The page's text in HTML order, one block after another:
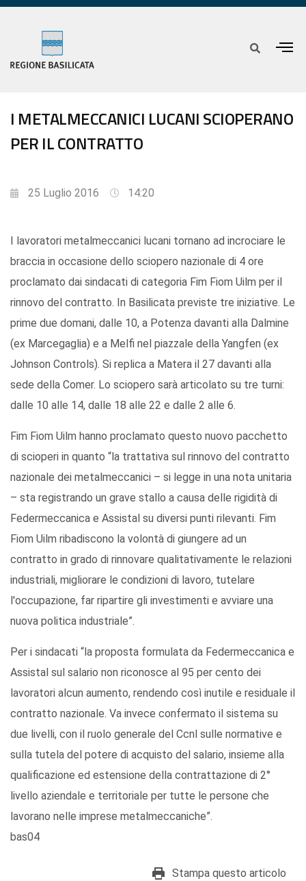
I METALMECCANICI LUCANI SCIOPERANO
PER IL CONTRATTO
25 Luglio 2016 14:20
I lavoratori metalmeccanici lucani tornano ad incrociare le
braccia in occasione dello sciopero nazionale di 4 ore
proclamato dai sindacati di categoria Fim Fiom Uilm per il
rinnovo del contratto. In Basilicata previste tre iniziative. Le
prime due domani, dalle 10, a Potenza davanti alla Dalmine
(ex Marcegaglia) e a Melfi nel piazzale della Yangfen (ex
Johnson Controls). Si replica a Matera il 27 davanti alla
sede della Comer. Lo sciopero sarà articolato su tre turni:
dalle 10 alle 14, dalle 18 alle 22 e dalle 2 alle 6.
Fim Fiom Uilm hanno proclamato questo nuovo pacchetto
di scioperi in quanto “la trattativa sul rinnovo del contratto
nazionale dei metalmeccanici – si legge in una nota unitaria
– sta registrando un grave stallo a causa delle rigidità di
Federmeccanica e Assistal su diversi punti rilevanti. Fim
Fiom Uilm ribadiscono la volontà di giungere ad un
contratto in grado di rinnovare qualitativamente le relazioni
industriali, migliorare le condizioni di lavoro, tutelare
l'occupazione, far ripartire gli investimenti e avviare una
nuova politica industriale”.
Per i sindacati “la proposta formulata da Federmeccanica e
Assistal sul salario non riconosce al 95 per cento dei
lavoratori alcun aumento, rendendo così inutile e residuale il
contratto nazionale. Va invece confermato il sistema su
due livelli, con il ruolo generale del Ccnl sulle normative e
sulla tutela del potere di acquisto del salario, insieme alla
qualificazione ed estensione della contrattazione di 2°
livello aziendale e territoriale per tutte le persone che
lavorano nelle imprese metalmeccaniche”.
bas04
Stampa questo articolo